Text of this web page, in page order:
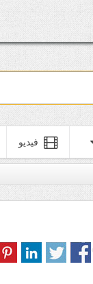
فيديو